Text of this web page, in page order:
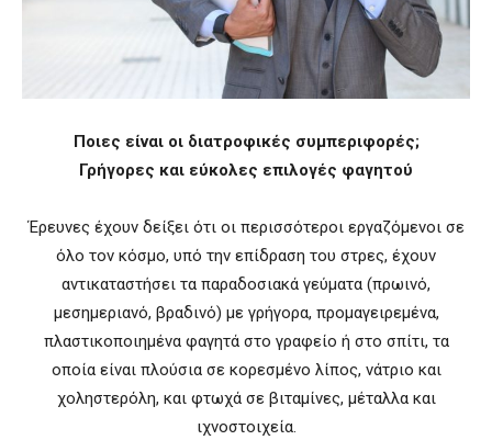
Ποιες είναι οι διατροφικές συμπεριφορές;
Γρήγορες και εύκολες επιλογές φαγητού
Έρευνες έχουν δείξει ότι οι περισσότεροι εργαζόμενοι σε
όλο τον κόσμο, υπό την επίδραση του στρες, έχουν
αντικαταστήσει τα παραδοσιακά γεύματα (πρωινό,
μεσημεριανό, βραδινό) με γρήγορα, προμαγειρεμένα,
πλαστικοποιημένα φαγητά στο γραφείο ή στο σπίτι, τα
οποία είναι πλούσια σε κορεσμένο λίπος, νάτριο και
χοληστερόλη, και φτωχά σε βιταμίνες, μέταλλα και
ιχνοστοιχεία.